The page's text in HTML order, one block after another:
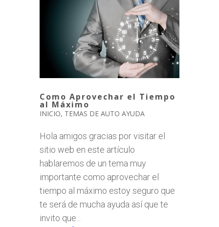
Como Aprovechar el Tiempo
al Máximo
INICIO, TEMAS DE AUTO AYUDA
Hola amigos gracias por visitar el
sitio web en este artículo
hablaremos de un tema muy
importante como aprovechar el
tiempo al máximo estoy seguro que
te será de mucha ayuda así que te
invito que...